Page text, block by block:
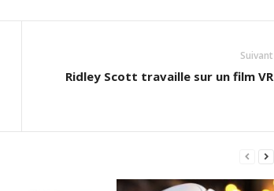
Suivant
Ridley Scott travaille sur un film VR